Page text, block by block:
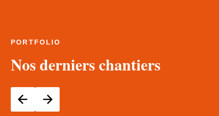
PORTFOLIO
Nos derniers chantiers